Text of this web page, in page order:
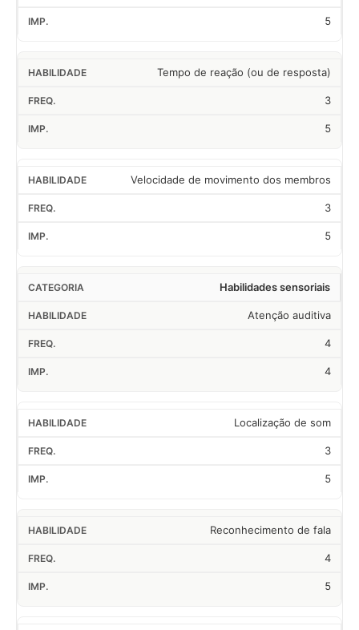
5
Tempo de reação (ou de resposta)
3
5
Velocidade de movimento dos membros
3
5
Habilidades sensoriais
Atenção auditiva
4
4
Localização de som
3
5
Reconhecimento de fala
4
5